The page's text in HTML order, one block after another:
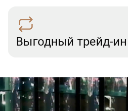
Выгодный трейд-ин